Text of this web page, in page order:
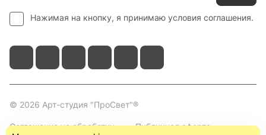
Нажимая на кнопку, я принимаю условия соглашения.
© 2026 Арт-студия "ПроСвет"®
Соглашение на обработку
Публичная оферта